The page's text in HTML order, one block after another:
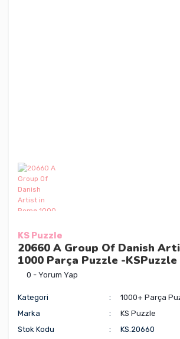
KS Puzzle
20660 A Group Of Danish
1000 Parça Puzzle -KSPuzzle
0 - Yorum Yap
Kategori
1000+ Parça
Marka
KS Puzzle
Stok Kodu
KS.20660